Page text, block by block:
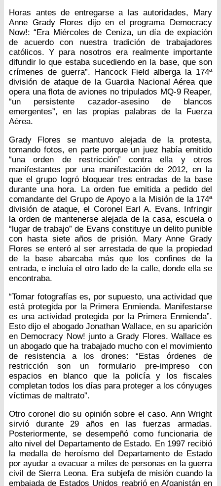
Horas antes de entregarse a las autoridades, Mary
Anne Grady Flores dijo en el programa Democracy
Now!: “Era Miércoles de Ceniza, un día de expiación
de acuerdo con nuestra tradición de trabajadores
católicos. Y para nosotros era realmente importante
difundir lo que estaba sucediendo en la base, que son
crímenes de guerra”. Hancock Field alberga la 174ª
división de ataque de la Guardia Nacional Aérea que
opera una flota de aviones no tripulados MQ-9 Reaper,
“un persistente cazador-asesino de blancos
emergentes”, en las propias palabras de la Fuerza
Aérea.
Grady Flores se mantuvo alejada de la protesta,
tomando fotos, en parte porque un juez había emitido
“una orden de restricción” contra ella y otros
manifestantes por una manifestación de 2012, en la
que el grupo logró bloquear tres entradas de la base
durante una hora. La orden fue emitida a pedido del
comandante del Grupo de Apoyo a la Misión de la 174ª
división de ataque, el Coronel Earl A. Evans. Infringir
la orden de mantenerse alejada de la casa, escuela o
“lugar de trabajo” de Evans constituye un delito punible
con hasta siete años de prisión. Mary Anne Grady
Flores se enteró al ser arrestada de que la propiedad
de la base abarcaba más que los confines de la
entrada, e incluía el otro lado de la calle, donde ella se
encontraba.
“Tomar fotografías es, por supuesto, una actividad que
está protegida por la Primera Enmienda. Manifestarse
es una actividad protegida por la Primera Enmienda”.
Esto dijo el abogado Jonathan Wallace, en su aparición
en Democracy Now! junto a Grady Flores. Wallace es
un abogado que ha trabajado mucho con el movimiento
de resistencia a los drones: “Estas órdenes de
restricción son un formulario pre-impreso con
espacios en blanco que la policía y los fiscales
completan todos los días para proteger a los cónyuges
víctimas de maltrato”.
Otro coronel dio su opinión sobre el caso. Ann Wright
sirvió durante 29 años en las fuerzas armadas.
Posteriormente, se desempeñó como funcionaria de
alto nivel del Departamento de Estado. En 1997 recibió
la medalla de heroísmo del Departamento de Estado
por ayudar a evacuar a miles de personas en la guerra
civil de Sierra Leona. Era subjefa de misión cuando la
embajada de Estados Unidos reabrió en Afganistán en